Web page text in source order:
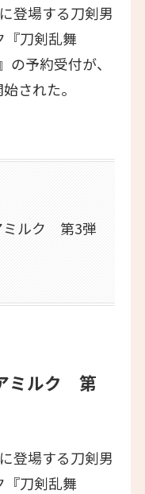
登場する刀剣男
『刀剣乱舞
予約受付が、
された。
ミルク 第3弾
ミルク 第
登場する刀剣男
『刀剣乱舞